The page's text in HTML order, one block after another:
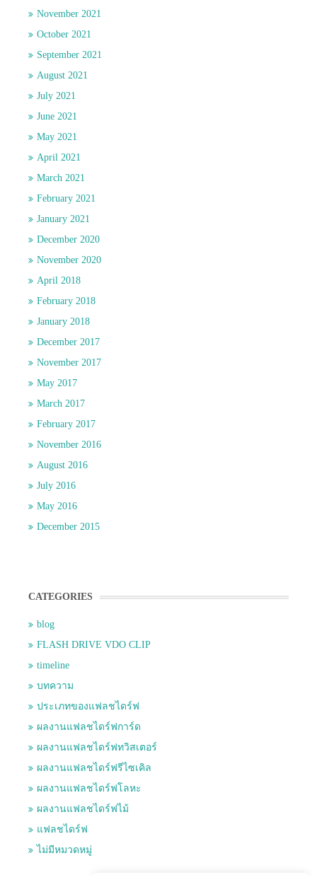
November 2021
October 2021
September 2021
August 2021
July 2021
June 2021
May 2021
April 2021
March 2021
February 2021
January 2021
December 2020
November 2020
April 2018
February 2018
January 2018
December 2017
November 2017
May 2017
March 2017
February 2017
November 2016
August 2016
July 2016
May 2016
December 2015
CATEGORIES
blog
FLASH DRIVE VDO CLIP
timeline
บทความ
ประเภทของแฟลชไดร์ฟ
ผลงานแฟลชไดร์ฟการ์ด
ผลงานแฟลชไดร์ฟทวิสเตอร์
ผลงานแฟลชไดร์ฟรีไซเคิล
ผลงานแฟลชไดร์ฟโลหะ
ผลงานแฟลชไดร์ฟไม้
แฟลชไดร์ฟ
ไม่มีหมวดหมู่